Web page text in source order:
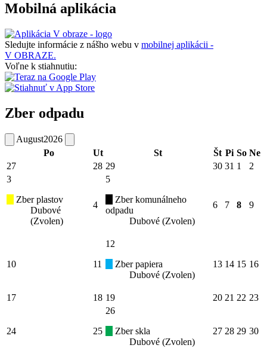
Mobilná aplikácia
Sledujte informácie z nášho webu v mobilnej aplikácii -
V OBRAZE.
Voľne k stiahnutiu:
Zber odpadu
August2026
Po
Ut St Št Pi So Ne
27
28 29 30 31 1
2
3
Zber plastov
Dubové
(Zvolen)
4
5
Zber komunálneho
odpadu
Dubové (Zvolen)
6 7 8 9
10 11
12
Zber papiera
Dubové (Zvolen)
13 14 15 16
17 18 19 20 21 22 23
24 25
26
Zber skla
Dubové (Zvolen)
27 28 29 30